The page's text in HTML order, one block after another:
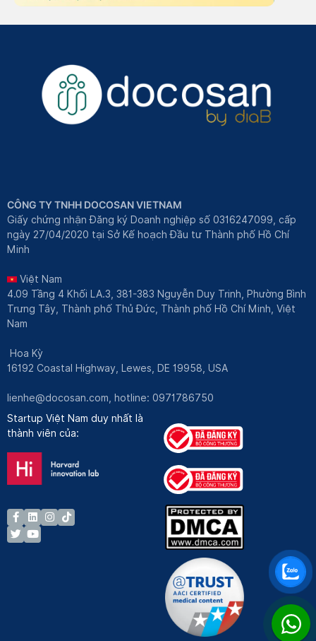
CÔNG TY TNHH DOCOSAN VIETNAM
Giấy chứng nhận Đăng ký Doanh nghiệp số 0316247099, cấp
ngày 27/04/2020 tại Sở Kế hoạch Đầu tư Thành phố Hồ Chí
Minh
Việt Nam
4.09 Tầng 4 Khối LA.3, 381-383 Nguyễn Duy Trinh, Phường Bình
Trưng Tây, Thành phố Thủ Đức, Thành phố Hồ Chí Minh, Việt
Nam
Hoa Kỳ
16192 Coastal Highway, Lewes, DE 19958, USA
lienhe@docosan.com, hotline: 0971786750
Startup Việt Nam duy nhất là
thành viên của: